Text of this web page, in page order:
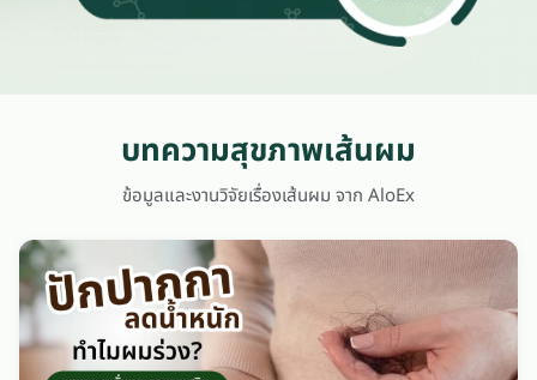
บทความสุขภาพเส้นผม
ข้อมูลและงานวิจัยเรื่องเส้นผม จาก AloEx